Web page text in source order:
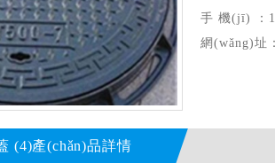
手 機(jī) ：
網(wǎng)址
(4)產(chǎn)品詳情